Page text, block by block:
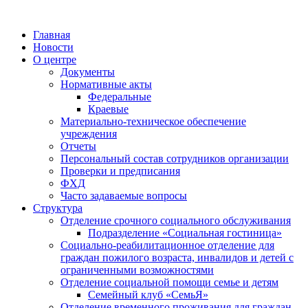
Главная
Новости
О центре
Документы
Нормативные акты
Федеральные
Краевые
Материально-техническое обеспечение
учреждения
Отчеты
Персональный состав сотрудников организации
Проверки и предписания
ФХД
Часто задаваемые вопросы
Структура
Отделение срочного социального обслуживания
Подразделение «Социальная гостиница»
Социально-реабилитационное отделение для
граждан пожилого возраста, инвалидов и детей с
ограниченными возможностями
Отделение социальной помощи семье и детям
Семейный клуб «СемьЯ»